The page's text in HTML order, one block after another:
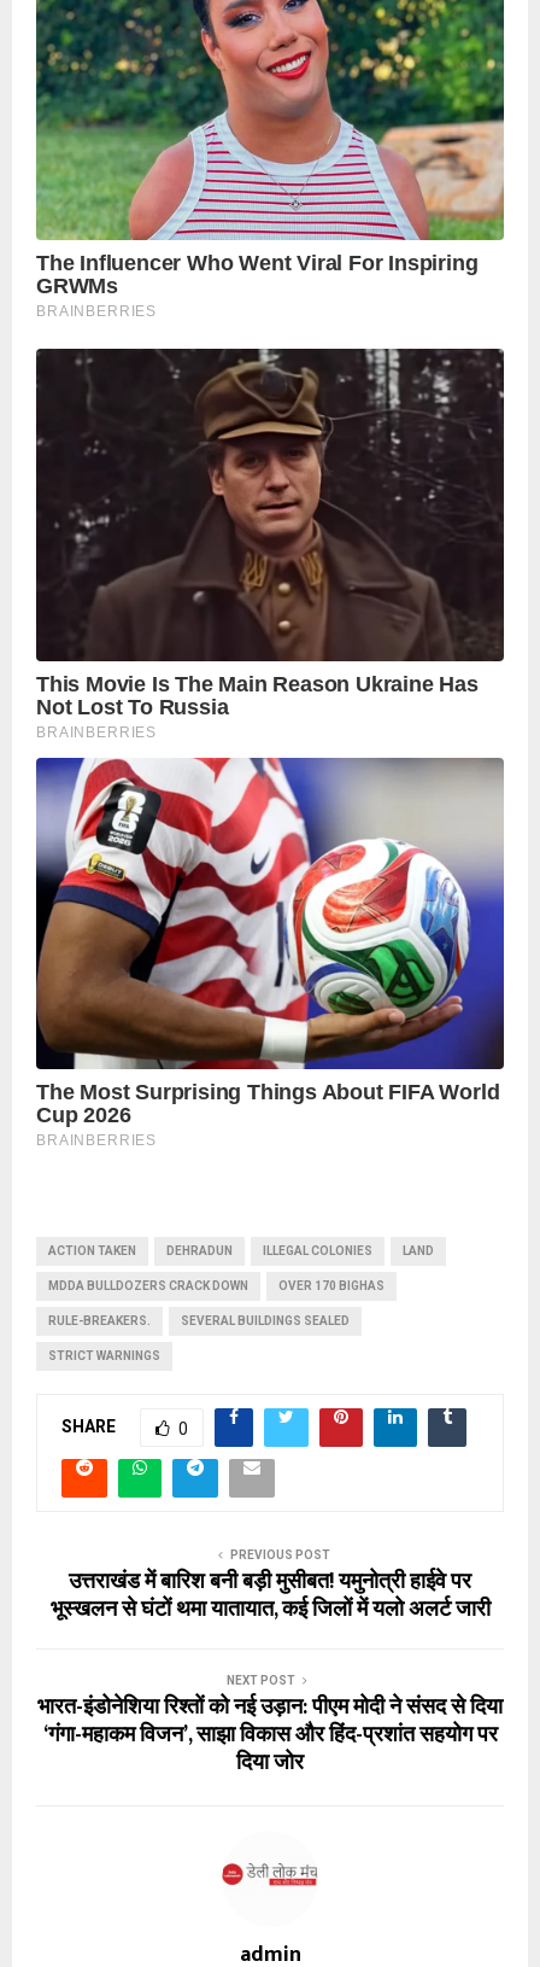
ACTION TAKEN DEHRADUN ILLEGAL COLONIES LAND
MDDA BULLDOZERS CRACK DOWN OVER 170 BIGHAS
RULE-BREAKERS. SEVERAL BUILDINGS SEALED
STRICT WARNINGS
SHARE 0
PREVIOUS POST
उत्तराखंड में बारिश बनी बड़ी मुसीबत! यमुनोत्री हाईवे पर
भूस्खलन से घंटों थमा यातायात, कई जिलों में यलो अलर्ट जारी
NEXT POST
भारत-इंडोनेशिया रिश्तों को नई उड़ान: पीएम मोदी ने संसद से दिया
‘गंगा-महाकम विजन’, साझा विकास और हिंद-प्रशांत सहयोग पर
दिया जोर
admin